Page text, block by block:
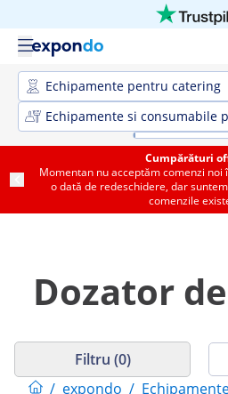
Echipamente pentru catering
Echipamente si consumabile
Cumpărături
Momentan nu acceptăm comenzi noi
o dată de redeschidere, dar
comenzile
Dozator
/ expondo /
Filtru (0)